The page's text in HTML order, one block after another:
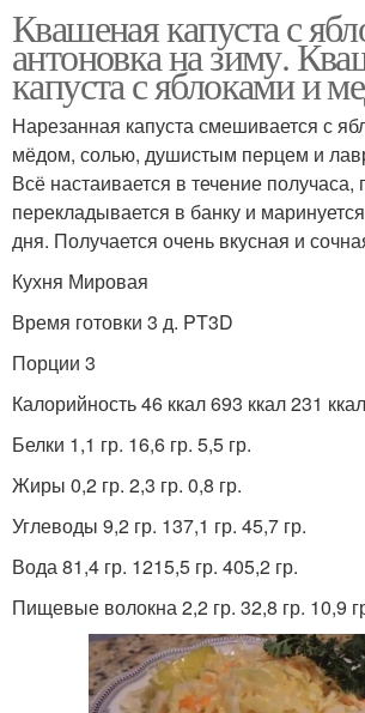
Квашеная капуста с
антоновка на зиму.
капуста с яблоками и
Нарезанная капуста смешивается с
мёдом, солью, душистым перцем и
Всё настаивается в течение получаса,
перекладывается в банку и
дня. Получается очень вкусная и
Кухня Мировая
Время готовки 3 д. PT3D
Порции 3
Калорийность 46 ккал 693 ккал 231 ккал
Белки 1,1 гр. 16,6 гр. 5,5 гр.
Жиры 0,2 гр. 2,3 гр. 0,8 гр.
Углеводы 9,2 гр. 137,1 гр. 45,7 гр.
Вода 81,4 гр. 1215,5 гр. 405,2 гр.
Пищевые волокна 2,2 гр. 32,8 гр. 10,9